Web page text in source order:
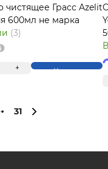
чистящее Грасс Azelit
600мл не марка
(3)
+ Купить
31